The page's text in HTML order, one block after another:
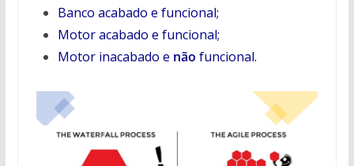
Banco acabado e funcional;
Motor acabado e funcional;
Motor inacabado e não funcional.